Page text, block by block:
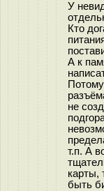
У
Кто
А к
не
т.п. А
карты,
быть